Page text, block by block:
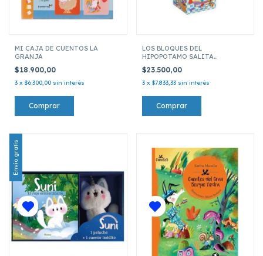
MI CAJA DE CUENTOS LA
GRANJA
$18.900,00
3 x $6.300,00 sin interés
LOS BLOQUES DEL
HIPOPOTAMO SALITA
$23.500,00
3 x $7.833,33 sin interés
Envío gratis